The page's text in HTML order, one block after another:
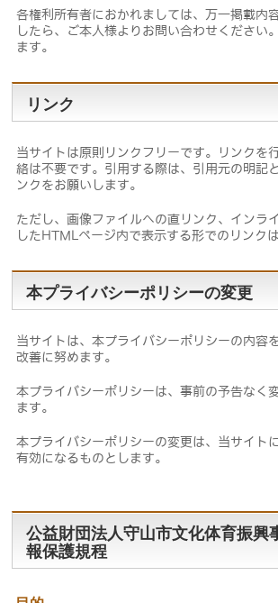
各権利所有者におかれましては、万一掲載内
したら、ご本人様よりお問い合わせください
ます。
リンク
当サイトは原則リンクフリーです。リンクを
絡は不要です。引用する際は、引用元の明記
ンクをお願いします。
ただし、画像ファイルへの直リンク、インラ
したHTMLページ内で表示する形でのリンク
本プライバシーポリシーの変更
当サイトは、本プライバシーポリシーの内容
改善に努めます。
本プライバシーポリシーは、事前の予告なく
ます。
本プライバシーポリシーの変更は、当サイト
有効になるものとします。
公益財団法人守山市文化体育振興
報保護規程